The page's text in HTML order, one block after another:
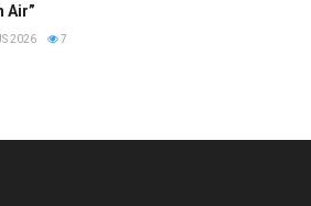
Air”
2026 7